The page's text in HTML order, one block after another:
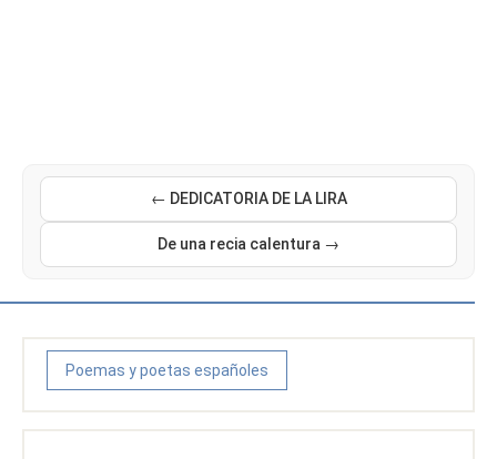
← DEDICATORIA DE LA LIRA
De una recia calentura →
Poemas y poetas españoles